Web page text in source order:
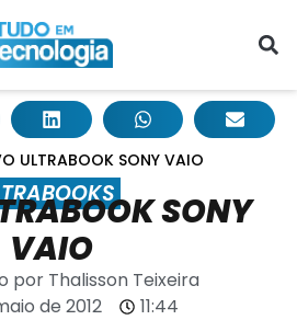
ULTRABOOK SONY VAIO
SONY
VAIO
por Thalisson Teixeira
de 2012
11:44